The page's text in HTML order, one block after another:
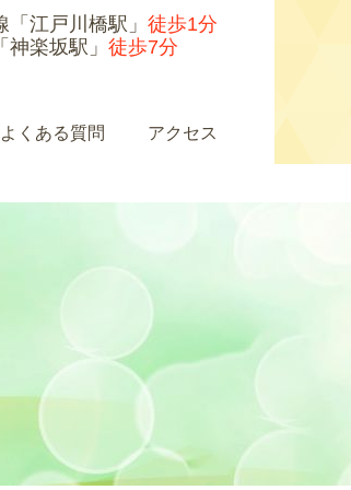
「江戸川橋駅」 徒歩1分
楽坂駅」 徒歩7分
よくある質問 アクセス